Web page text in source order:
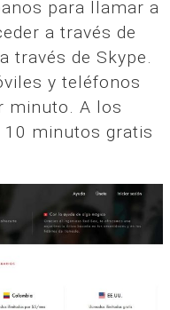
para llamar a
a través de
través de Skype.
y teléfonos
minuto. A los
minutos gratis